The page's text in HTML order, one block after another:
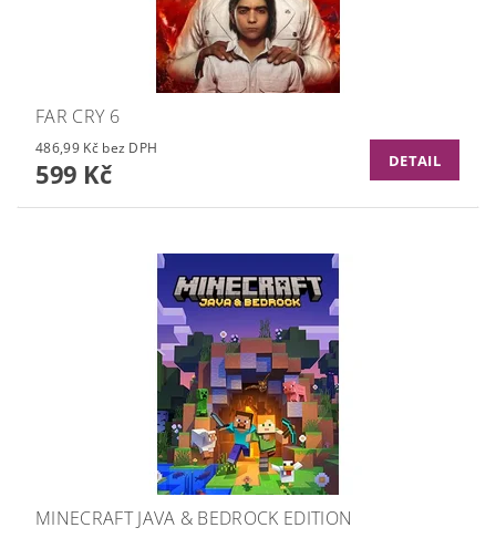
FAR CRY 6
486,99 Kč bez DPH
599 Kč DETAIL
MINECRAFT JAVA & BEDROCK EDITION